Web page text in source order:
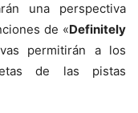
una perspectiva
de «Definitely
permitirán a los
de las pistas